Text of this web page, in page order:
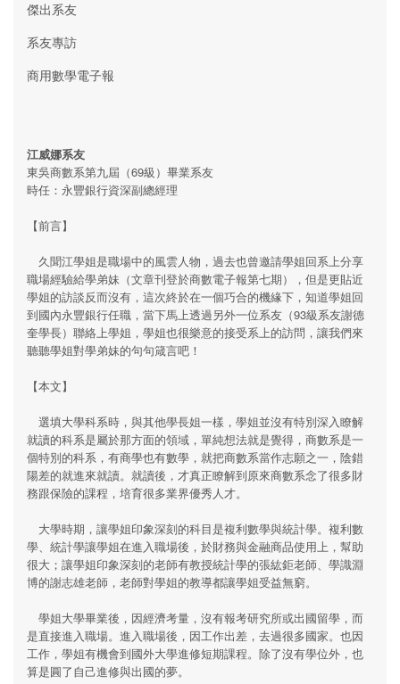
傑出系友
系友專訪
商用數學電子報
江威娜系友
東吳商數系第九屆（69級）畢業系友
時任：永豐銀行資深副總經理
【前言】
久聞江學姐是職場中的風雲人物，過去也曾邀請學姐回系上分享
職場經驗給學弟妹（文章刊登於商數電子報第七期），但是更貼近
學姐的訪談反而沒有，這次終於在一個巧合的機緣下，知道學姐回
到國內永豐銀行任職，當下馬上透過另外一位系友（93級系友謝德
奎學長）聯絡上學姐，學姐也很樂意的接受系上的訪問，讓我們來
聽聽學姐對學弟妹的句句箴言吧！
【本文】
選填大學科系時，與其他學長姐一樣，學姐並沒有特別深入瞭解
就讀的科系是屬於那方面的領域，單純想法就是覺得，商數系是一
個特別的科系，有商學也有數學，就把商數系當作志願之一，陰錯
陽差的就進來就讀。就讀後，才真正瞭解到原來商數系念了很多財
務跟保險的課程，培育很多業界優秀人才。
大學時期，讓學姐印象深刻的科目是複利數學與統計學。複利數
學、統計學讓學姐在進入職場後，於財務與金融商品使用上，幫助
很大；讓學姐印象深刻的老師有教授統計學的張紘鉅老師、學識淵
博的謝志雄老師，老師對學姐的教導都讓學姐受益無窮。
學姐大學畢業後，因經濟考量，沒有報考研究所或出國留學，而
是直接進入職場。進入職場後，因工作出差，去過很多國家。也因
工作，學姐有機會到國外大學進修短期課程。除了沒有學位外，也
算是圓了自己進修與出國的夢。